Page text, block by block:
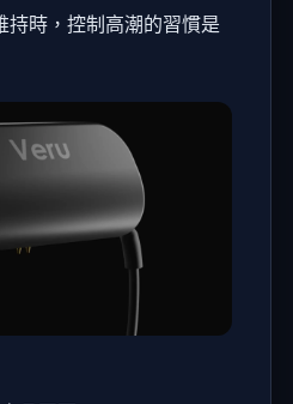
持時，控制高潮的習慣是